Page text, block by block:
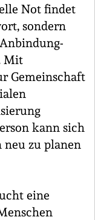
Not findet
sondern
Mit
Gemeinschaft
kann sich
neu zu planen
eine